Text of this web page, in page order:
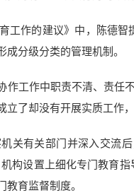
工作的建议》中，陈德
分级分类的管理机制。
工作中职责不清、责任
了却没有开展实质工作
关有关部门并深入交流
构设置上细化专门教育
育监督制度。